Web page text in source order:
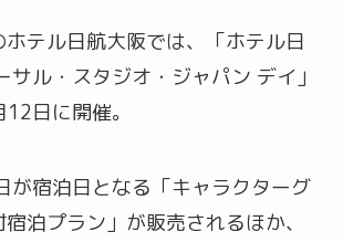
テル日航大阪では、「ホテル日
サル・スタジオ・ジャパン デイ」
日に開催。
宿泊日となる「キャラクターグ
泊プラン」が販売されるほか、